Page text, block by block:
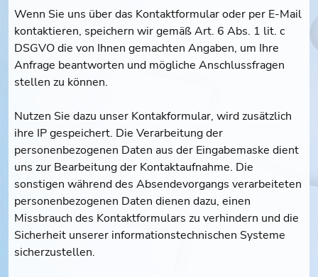
Wenn Sie uns über das Kontaktformular oder per E-Mail
kontaktieren, speichern wir gemäß Art. 6 Abs. 1 lit. c
DSGVO die von Ihnen gemachten Angaben, um Ihre
Anfrage beantworten und mögliche Anschlussfragen
stellen zu können.
Nutzen Sie dazu unser Kontakformular, wird zusätzlich
ihre IP gespeichert. Die Verarbeitung der
personenbezogenen Daten aus der Eingabemaske dient
uns zur Bearbeitung der Kontaktaufnahme. Die
sonstigen während des Absendevorgangs verarbeiteten
personenbezogenen Daten dienen dazu, einen
Missbrauch des Kontaktformulars zu verhindern und die
Sicherheit unserer informationstechnischen Systeme
sicherzustellen.